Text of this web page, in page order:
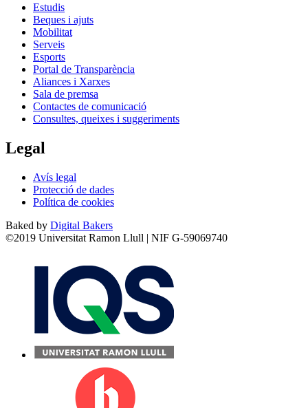
Estudis
Beques i ajuts
Mobilitat
Serveis
Esports
Portal de Transparència
Aliances i Xarxes
Sala de premsa
Contactes de comunicació
Consultes, queixes i suggeriments
Legal
Avís legal
Protecció de dades
Política de cookies
Baked by Digital Bakers
©2019 Universitat Ramon Llull | NIF G-59069740